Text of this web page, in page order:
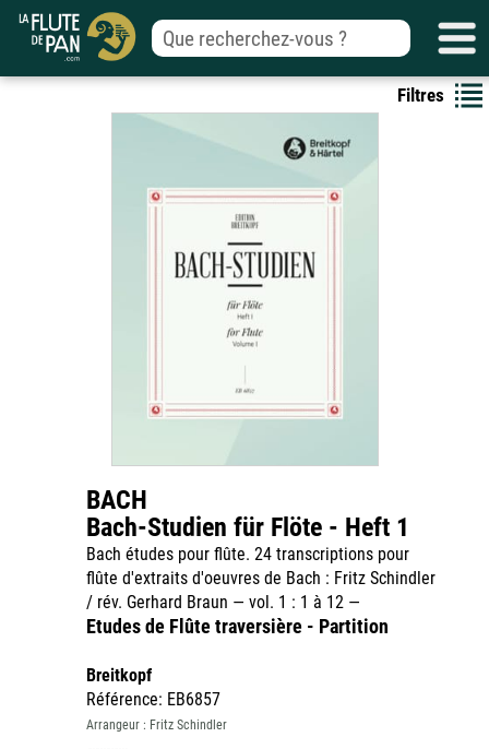
Filtres
BACH
Bach-Studien für Flöte - Heft 1
Bach études pour flûte. 24 transcriptions pour
flûte d'extraits d'oeuvres de Bach : Fritz Schindler
/ rév. Gerhard Braun — vol. 1 : 1 à 12 —
Etudes de Flûte traversière - Partition
Breitkopf
Référence: EB6857
Arrangeur : Fritz Schindler